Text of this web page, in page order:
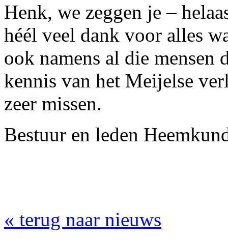
Henk, we zeggen je –
héél veel dank voor alles
ook namens al die
kennis van het Meijelse
zeer missen.
Bestuur en leden
« terug naar nieuws